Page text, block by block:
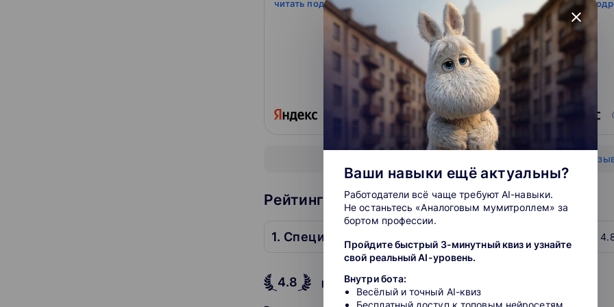
читать подробнее
источник 0
читать
Показать все
Рейтинг школ: Дизайн и создание контента
1. Специалист
4.8 рейтинг подборки
close
Ваши навыки ещё актуальны?
Работодатели всё чаще требуют AI-навыки.
Не останьтесь «Аналоговым мумитроллем» за
бортом профессии.
Пройдите быстрый 3-минутный квиз и узнайте
свой реальный AI-уровень.
Внутри бота:
Весёлый и точный AI-квиз
Бесплатный доступ к топовым нейросетям